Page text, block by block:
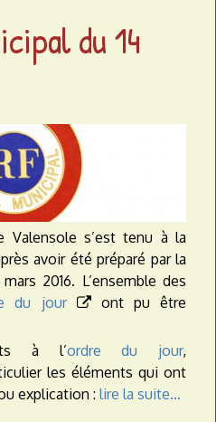
du 14
Valensole s’est tenu à la
avoir été préparé par la
2016. L’ensemble des
du jour ont pu être
à l’ordre du jour,
les éléments qui ont
explication : lire la suite…